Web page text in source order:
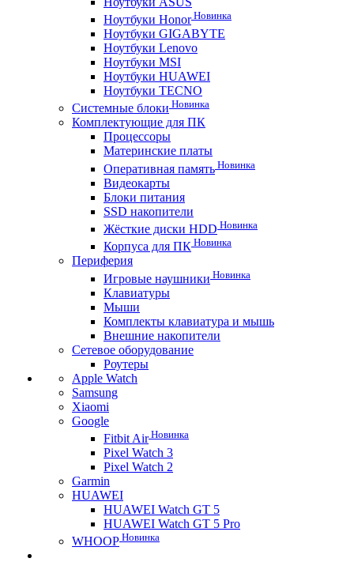
Ноутбуки HonorНовинка
Ноутбуки GIGABYTE
Ноутбуки Lenovo
Ноутбуки MSI
Ноутбуки HUAWEI
Ноутбуки TECNO
Системные блоки Новинка
Комплектующие для ПК
Процессоры
Материнские платы
Оперативная память Новинка
Видеокарты
Блоки питания
SSD накопители
Жёсткие диски HDD Новинка
Корпуса для ПК Новинка
Периферия
Игровые наушники Новинка
Клавиатуры
Мыши
Комплекты клавиатура и мышь
Внешние накопители
Сетевое оборудование
Роутеры
Apple Watch
Samsung
Xiaomi
Google
Fitbit AirНовинка
Pixel Watch 3
Pixel Watch 2
Garmin
HUAWEI
HUAWEI Watch GT 5
HUAWEI Watch GT 5 Pro
WHOOP Новинка